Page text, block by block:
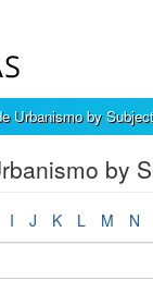
Urbanismo by Subject
by
I J K L M N